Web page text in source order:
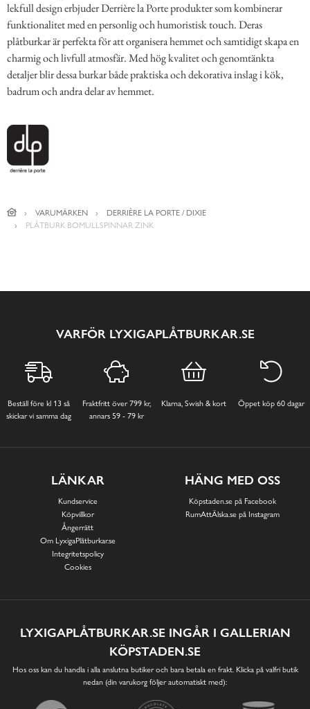
lekfull design erbjuder Derrière la Porte produkter som kombinerar
funktionalitet med en personlig och humoristisk touch. Deras
plåtburkar är perfekta för att organisera hemmet och samtidigt skapa en
charmig och livfull atmosfär. Med hög kvalitet och genomtänkta
detaljer blir dessa burkar både praktiska och dekorativa inslag i kök,
badrum och andra delar av hemmet.
VARUMÄRKEN
DERRIÈRE LA PORTE / DIXIE
PLÅTBURK BOMULLSPINNAR ZINK
VARFÖR LYXIGAPLÅTBURKAR.SE
Beställ före kl 13 så
skickar vi samma dag
Fraktfritt över 799 kr,
annars 59 - 79 kr
Klarna, Swish & kort Öppet köp 60 dagar
LÄNKAR
Kundservice
Köpvillkor
Ångerrätt
Om LyxigaPlåtburkar.se
Integritetspolicy
Cookies
HÄNG MED OSS
Köpstaden.se på Facebook
RumAttÄlska.se på Instagram
LYXIGAPLÅTBURKAR.SE INGÅR I GALLERIAN
KÖPSTADEN.SE
Hos oss kan du handla i alla anslutna butiker och bara betala en frakt. Klicka på valfri butik
nedan (din varukorg följer automatiskt med):